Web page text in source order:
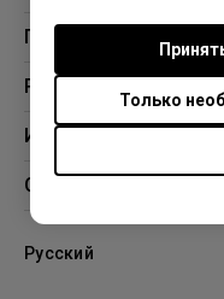
Только
Образование
Поддержка
Поддержка
Ресурсы
Проекционный
Информация
BenQ AQCOLOR
О компании BenQ
Профиль компании
Новости
Русский